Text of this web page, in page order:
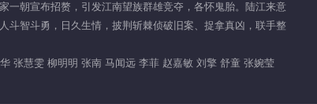
一朝宣布招赘，引发江南望族群雄竞夺，各怀鬼胎。陆江来意
斗智斗勇，日久生情，披荆斩棘侦破旧案、捉拿真凶，联手整
张慧雯 柳明明 张南 马闻远 李菲 赵嘉敏 刘擎 舒童 张婉莹